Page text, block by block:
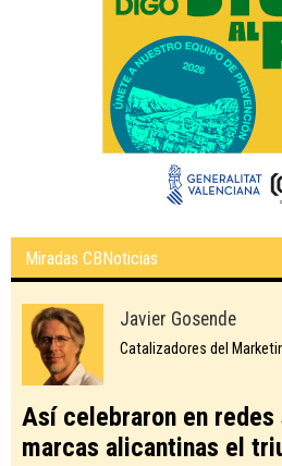
Miradas CBNoticias
Javier Gosende
Catalizadores del
Así celebraron en
marcas alicantinas el